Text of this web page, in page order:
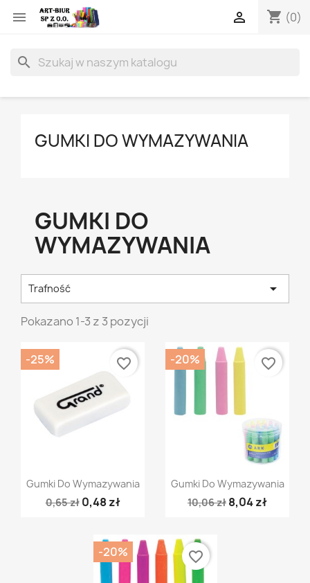
 shopping_cart (0)

search
GUMKI DO WYMAZYWANIA
GUMKI DO
WYMAZYWANIA
Trafność 
Pokazano 1-3 z 3 pozycji
Szybki podgląd
Gumki Do Wymazywania
0,65 zł 0,48 zł
-25% favorite_border
Szybki podgląd
Gumki Do Wymazywania
10,06 zł 8,04 zł
-20% favorite_border
-20% favorite_border